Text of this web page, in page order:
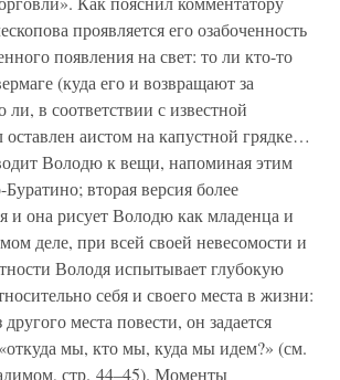
проявляется его озабоченность
появления на свет: то ли кто-то
(куда его и возвращают за
в соответствии с известной
аистом на капустной грядке…
Володю к вещи, напоминая этим
вторая версия более
и она рисует Володю как младенца и
деле, при всей своей невесомости и
Володя испытывает глубокую
себя и своего места в жизни:
места повести, он задается
мы, кто мы, куда мы идем?» (см.
стр. 44–45). Моменты